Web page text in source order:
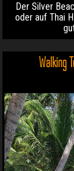
Der Silver
oder auf Thai
Walking